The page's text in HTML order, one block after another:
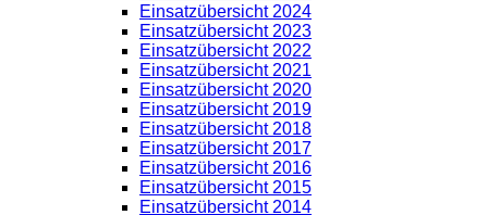
Einsatzübersicht 2024
Einsatzübersicht 2023
Einsatzübersicht 2022
Einsatzübersicht 2021
Einsatzübersicht 2020
Einsatzübersicht 2019
Einsatzübersicht 2018
Einsatzübersicht 2017
Einsatzübersicht 2016
Einsatzübersicht 2015
Einsatzübersicht 2014